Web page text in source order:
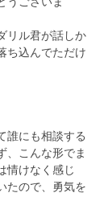
リル君が話しか
ち込んでただけ
誰にも相談する
、こんな形でま
情けなく感じ
たので、勇気を